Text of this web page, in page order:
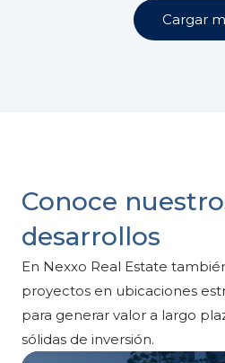
Cargar
Conoce
desarrollos
En Nexxo Real Estate
proyectos en ubicaciones
para generar valor a largo
sólidas de inversión.